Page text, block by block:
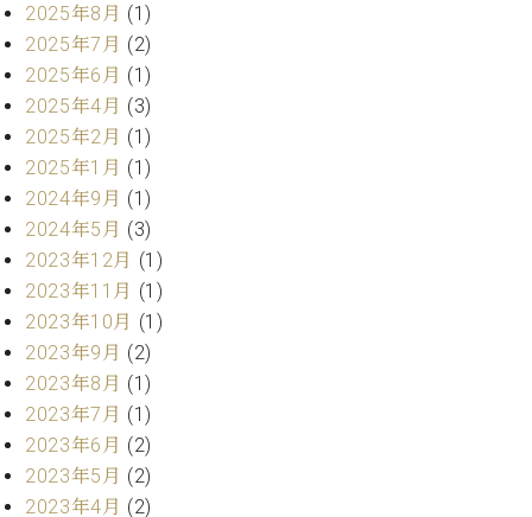
セ
ス
お
問
い
合
せ
ア
ー
テ
ィ
ス
カ
ス
タ
2025年8月 (1)
2025年7月 (2)
2025年6月 (1)
2025年4月 (3)
2025年2月 (1)
2025年1月 (1)
2024年9月 (1)
2024年5月 (3)
2023年12月 (1)
2023年11月 (1)
2023年10月 (1)
2023年9月 (2)
2023年8月 (1)
2023年7月 (1)
2023年6月 (2)
2023年5月 (2)
2023年4月 (2)